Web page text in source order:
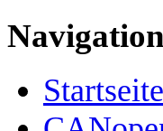
Navigation
Startseite